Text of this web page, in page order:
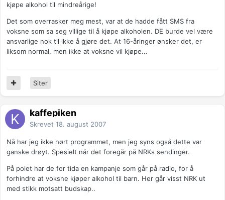
kjøpe alkohol til mindreårige!
Det som overrasker meg mest, var at de hadde fått SMS fra
voksne som sa seg villige til å kjøpe alkoholen. DE burde vel være
ansvarlige nok til ikke å gjøre det. At 16-åringer ønsker det, er
liksom normal, men ikke at voksne vil kjøpe...
Siter
kaffepiken
Skrevet 18. august 2007
Nå har jeg ikke hørt programmet, men jeg syns også dette var
ganske drøyt. Spesielt når det foregår på NRKs sendinger.
På polet har de for tida en kampanje som går på radio, for å
forhindre at voksne kjøper alkohol til barn. Her går visst NRK ut
med stikk motsatt budskap..